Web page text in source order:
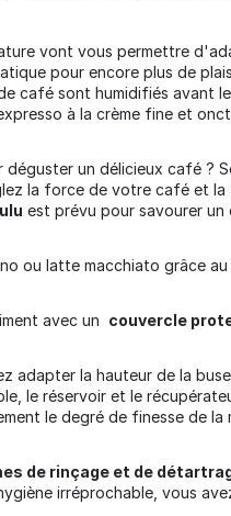
vont vous permettre
pour encore plus de
café sont humidifiés avant
à la crème fine et
déguster un délicieux café ?
la force de votre café et la
est prévu pour savourer
ou latte macchiato grâce
avec un couvercle
adapter la hauteur de la
le réservoir et le
le degré de finesse de
de rinçage et de
irréprochable, vous